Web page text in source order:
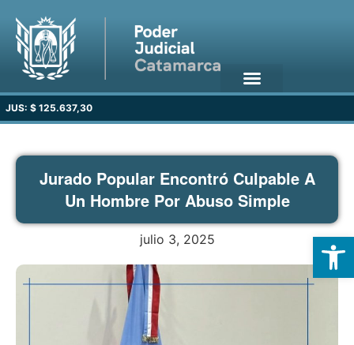
JUS: $ 125.637,30
Jurado Popular Encontró Culpable A
Un Hombre Por Abuso Simple
julio 3, 2025